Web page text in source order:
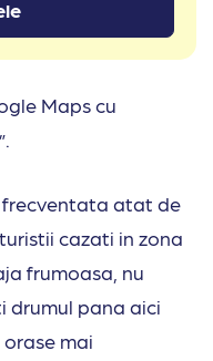
Maps cu
frecventata atat de
cazati in zona
frumoasa, nu
drumul pana aici
mai